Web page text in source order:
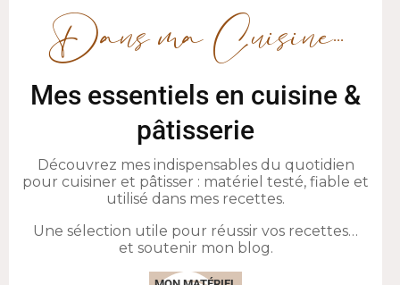
Mes essentiels en cuisine &
pâtisserie
Découvrez mes indispensables du quotidien
utilisé dans mes recettes.
Une sélection utile pour réussir vos recettes…
et soutenir mon blog.